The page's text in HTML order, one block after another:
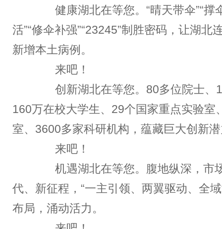
健康湖北在等您。“晴天带伞”“撑
活”“修伞补强”“23245”制胜密码，让湖北
新增本土病例。
来吧！
创新湖北在等您。80多位院士、
160万在校大学生、29个国家重点实验室
室、3600多家科研机构，蕴藏巨大创新
来吧！
机遇湖北在等您。腹地纵深，市
代、新征程，“一主引领、两翼驱动、全
布局，涌动活力。